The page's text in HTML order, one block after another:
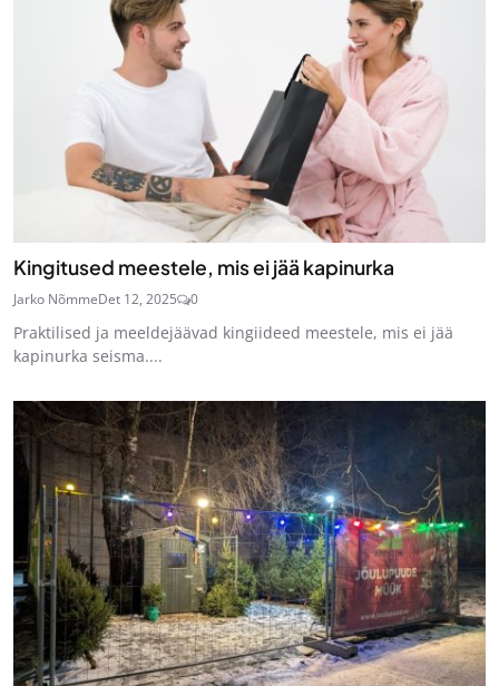
Kingitused meestele, mis ei jää kapinurka
Jarko NõmmeDet 12, 2025 0
Praktilised ja meeldejäävad kingiideed meestele, mis ei jää
kapinurka seisma....